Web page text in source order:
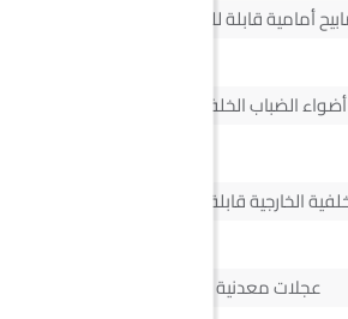
أمامية قابلة للتعديل
أضواء الضباب الخلفية
الخارجية قابلة للتعديل كهربائياً
عجلات معدنية